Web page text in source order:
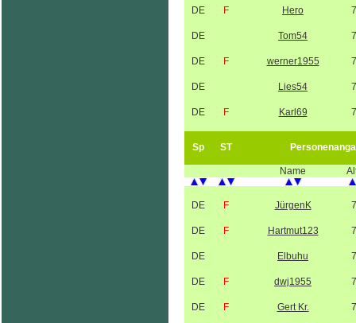
DE F Hero
DE Tom54
DE F werner1955
DE Lies54
DE F Karl69
Sp ST
Name
DE F JürgenK
DE F Hartmut123
DE Elbuhu
DE F dwj1955
DE F Gert Kr.